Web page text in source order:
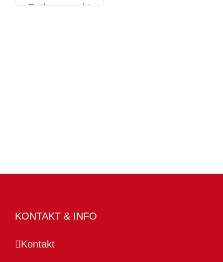
Rathausmarkt
KONTAKT & INFO
Kontakt